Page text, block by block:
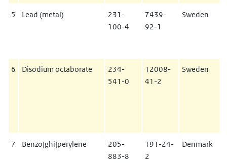
5 Lead (metal)
231-
100-4
7439-
92-1
Sweden
6 Disodium octaborate
234-
541-0
12008-
41-2
Sweden
7 Benzo[ghi]perylene
205-
883-8
191-24-
2
Denmark